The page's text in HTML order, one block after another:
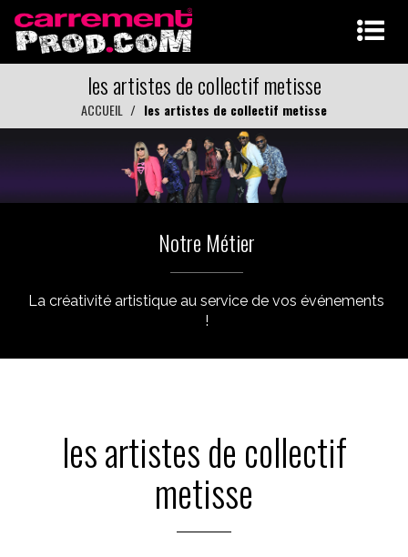
les artistes de collectif metisse
ACCUEIL les artistes de collectif metisse
Notre Métier
La créativité artistique au service de vos événements
!
les artistes de collectif
metisse